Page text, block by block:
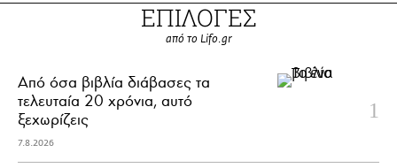
ΕΠΙΛΟΓΕΣ
από το Lifo.gr
Από όσα βιβλία διάβασες τα
τελευταία 20 χρόνια, αυτό
ξεχωρίζεις
7.8.2026